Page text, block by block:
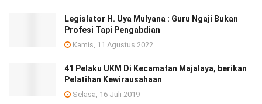
Legislator H. Uya Mulyana : Guru Ngaji Bukan
Profesi Tapi Pengabdian
Kamis, 11 Agustus 2022
41 Pelaku UKM Di Kecamatan Majalaya, berikan
Pelatihan Kewirausahaan
Selasa, 16 Juli 2019